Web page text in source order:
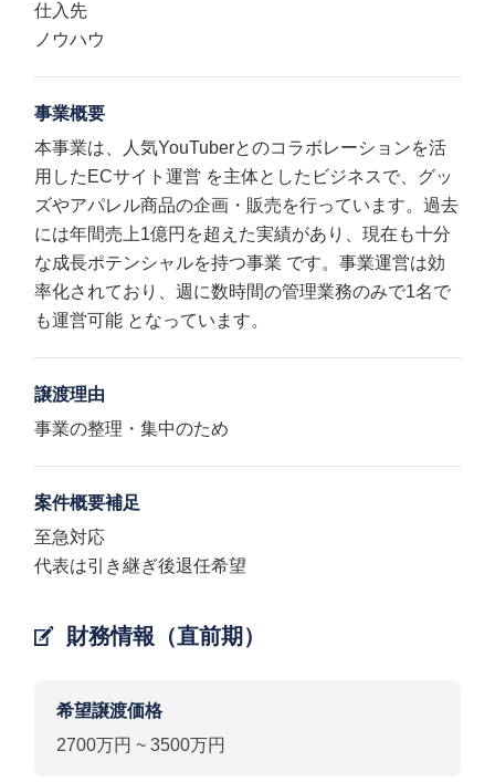
仕入先
ノウハウ
事業概要
本事業は、人気YouTuberとのコラボレーションを活
用したECサイト運営 を主体としたビジネスで、グッ
ズやアパレル商品の企画・販売を行っています。過去
には年間売上1億円を超えた実績があり、現在も十分
な成長ポテンシャルを持つ事業 です。事業運営は効
率化されており、週に数時間の管理業務のみで1名で
も運営可能 となっています。
譲渡理由
事業の整理・集中のため
案件概要補足
至急対応
代表は引き継ぎ後退任希望
財務情報（直前期）
希望譲渡価格
2700万円 ~ 3500万円